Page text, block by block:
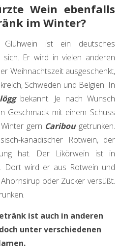
Wein ebenfalls
im Winter?
ist ein deutsches
Er wird in vielen anderen
Weihnachtszeit ausgeschenkt,
Schweden und Belgien. In
bekannt. Je nach Wunsch
Geschmack mit einem Schuss
gern Caribou getrunken.
kanadischer Rotwein, der
hat. Der Likörwein ist in
Dort wird er aus Rotwein und
oder Zucker versüßt.
ist auch in anderen
unter verschiedenen